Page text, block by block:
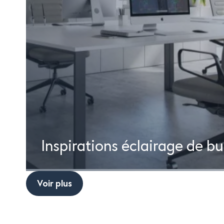
Inspirations éclairage de
Éclairage d’ambiance
Éclairage décoratif
Voir plus